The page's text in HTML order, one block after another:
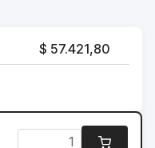
$ 57.421,80